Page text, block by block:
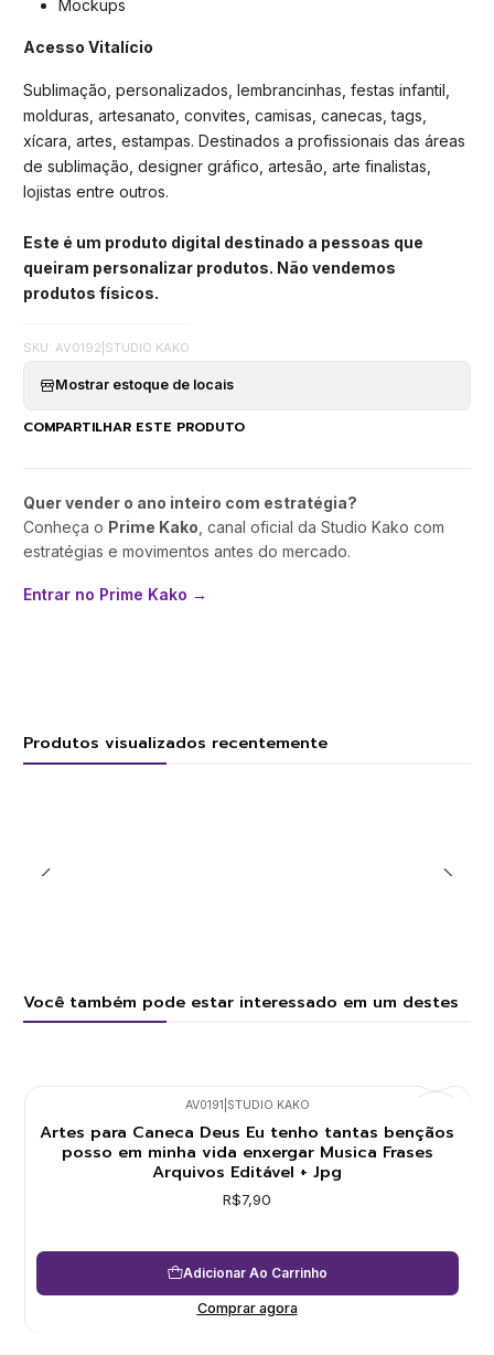
Mockups
Acesso Vitalício
Sublimação, personalizados, lembrancinhas, festas infantil,
molduras, artesanato, convites, camisas, canecas, tags,
xícara, artes, estampas. Destinados a profissionais das áreas
de sublimação, designer gráfico, artesão, arte finalistas,
lojistas entre outros.
Este é um produto digital destinado a pessoas que
queiram personalizar produtos. Não vendemos
produtos físicos.
SKU: AV0192 STUDIO KAKO
Mostrar estoque de locais
COMPARTILHAR ESTE PRODUTO
Quer vender o ano inteiro com estratégia?
Conheça o Prime Kako , canal oficial da Studio Kako com
estratégias e movimentos antes do mercado.
Entrar no Prime Kako →
Produtos visualizados recentemente
Você também pode estar interessado em um destes
AV0191 STUDIO KAKO
Artes para Caneca Deus Eu tenho tantas bençãos
posso em minha vida enxergar Musica Frases
Arquivos Editável + Jpg
R$7,90
Adicionar Ao Carrinho
Comprar agora